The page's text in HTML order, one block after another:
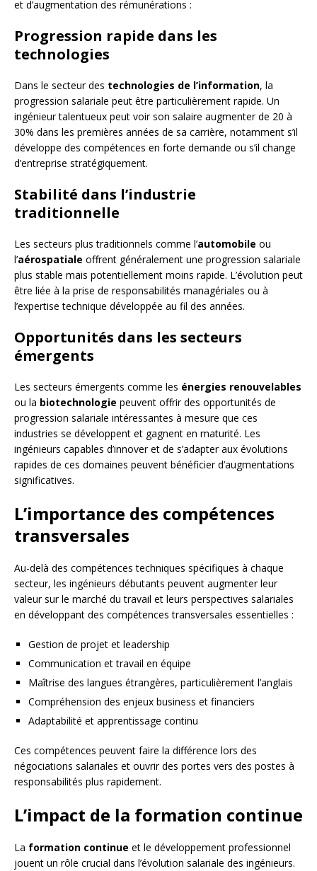
et d’augmentation des rémunérations :
Progression rapide dans les
technologies
Dans le secteur des technologies de l’information, la
progression salariale peut être particulièrement rapide. Un
ingénieur talentueux peut voir son salaire augmenter de 20 à
30% dans les premières années de sa carrière, notamment s’il
développe des compétences en forte demande ou s’il change
d’entreprise stratégiquement.
Stabilité dans l’industrie
traditionnelle
Les secteurs plus traditionnels comme l’automobile ou
l’aérospatiale offrent généralement une progression salariale
plus stable mais potentiellement moins rapide. L’évolution peut
être liée à la prise de responsabilités managériales ou à
l’expertise technique développée au fil des années.
Opportunités dans les secteurs
émergents
Les secteurs émergents comme les énergies renouvelables
ou la biotechnologie peuvent offrir des opportunités de
progression salariale intéressantes à mesure que ces
industries se développent et gagnent en maturité. Les
ingénieurs capables d’innover et de s’adapter aux évolutions
rapides de ces domaines peuvent bénéficier d’augmentations
significatives.
L’importance des compétences
transversales
Au-delà des compétences techniques spécifiques à chaque
secteur, les ingénieurs débutants peuvent augmenter leur
valeur sur le marché du travail et leurs perspectives salariales
en développant des compétences transversales essentielles :
Gestion de projet et leadership
Communication et travail en équipe
Maîtrise des langues étrangères, particulièrement l’anglais
Compréhension des enjeux business et financiers
Adaptabilité et apprentissage continu
Ces compétences peuvent faire la différence lors des
négociations salariales et ouvrir des portes vers des postes à
responsabilités plus rapidement.
L’impact de la formation continue
La formation continue et le développement professionnel
jouent un rôle crucial dans l’évolution salariale des ingénieurs.